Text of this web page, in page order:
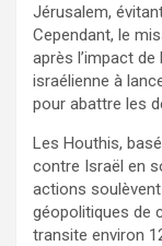
Jérusalem,
Cependant, le
après l’impact de
israélienne à
pour abattre les
Les Houthis,
contre Israël en
actions
géopolitiques de
transite environ